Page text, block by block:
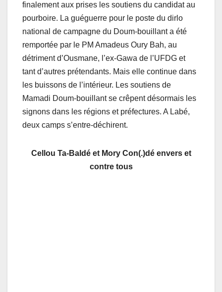
finalement aux prises les soutiens du candidat au
pourboire. La guéguerre pour le poste du dirlo
national de campagne du Doum-bouillant a été
remportée par le PM Amadeus Oury Bah, au
détriment d’Ousmane, l’ex-Gawa de l’UFDG et
tant d’autres prétendants. Mais elle continue dans
les buissons de l’intérieur. Les soutiens de
Mamadi Doum-bouillant se crêpent désormais les
signons dans les régions et préfectures. A Labé,
deux camps s’entre-déchirent.
Cellou Ta-Baldé et Mory Con(.)dé envers et
contre tous